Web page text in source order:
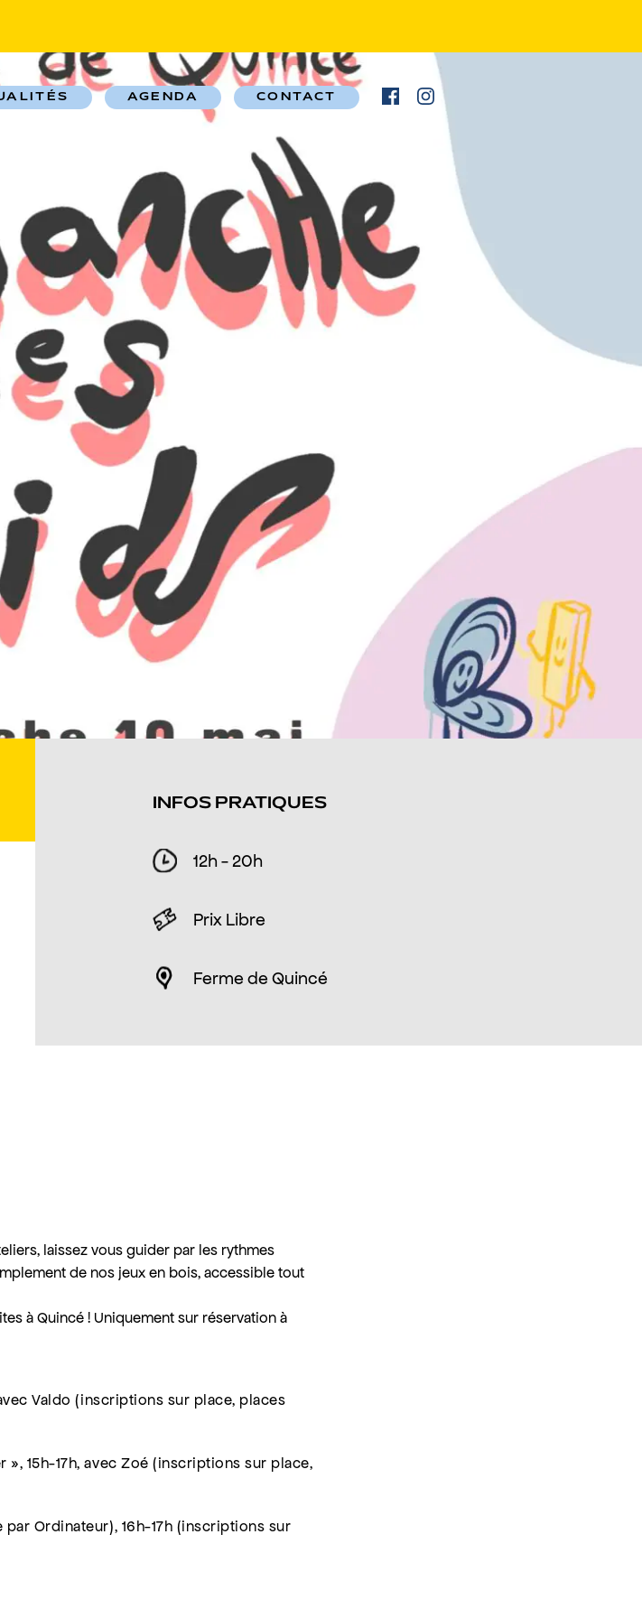
AGENDA CONTACT
INFOS PRATIQUES
12h - 20h
Prix Libre
Ferme de Quincé
laissez vous guider par les rythmes
de nos jeux en bois, accessible tout
à Quincé ! Uniquement sur réservation à
Valdo (inscriptions sur place, places
15h-17h, avec Zoé (inscriptions sur place,
Ordinateur), 16h-17h (inscriptions sur